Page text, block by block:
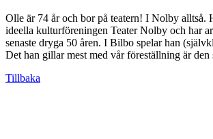
Olle är 74 år och bor på teatern! I Nolby alltså.
ideella kulturföreningen Teater Nolby och har
senaste dryga 50 åren. I Bilbo spelar han
Det han gillar mest med vår föreställning är den
Tillbaka